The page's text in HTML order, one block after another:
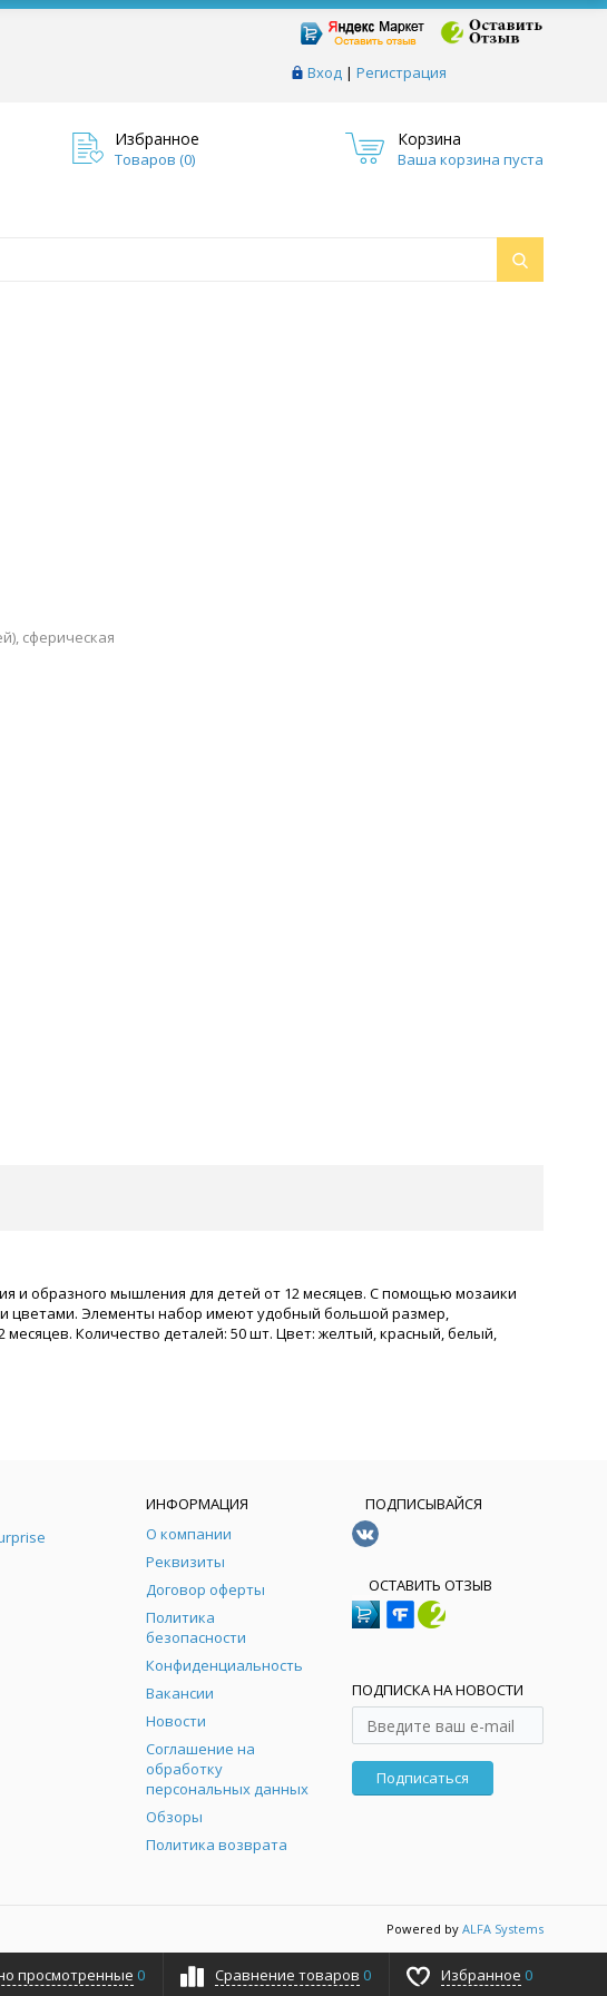
Вход | Регистрация
Избранное
Товаров (0)
Корзина
Ваша корзина пуста
сферическая
и образного мышления для детей от 12 месяцев. С помощью мозаики
цветами. Элементы набор имеют удобный большой размер,
Количество деталей: 50 шт. Цвет: желтый, красный, белый,
ИНФОРМАЦИЯ
О компании
Реквизиты
Договор оферты
Политика
безопасности
Конфиденциальность
Вакансии
Новости
Соглашение на
обработку
персональных данных
Обзоры
Политика возврата
ПОДПИСЫВАЙСЯ
ОСТАВИТЬ ОТЗЫВ
ПОДПИСКА НА НОВОСТИ
Подписаться
Powered by ALFA Systems
просмотренные 0 Сравнение товаров 0 Избранное 0